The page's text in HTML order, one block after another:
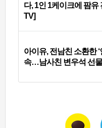
다, 1인 1케이크에 팜유
TV]
아이유, 전남친 소환한
속…남사친 변우석 선물